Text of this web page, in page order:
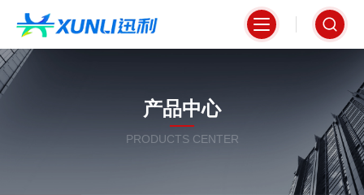
产品中心
PRODUCTS CENTER